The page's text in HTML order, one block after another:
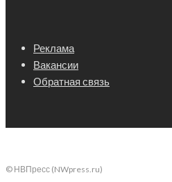
Реклама
Вакансии
Обратная связь
© НВПресс (NWpress.ru)